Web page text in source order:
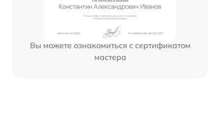
Вы можете ознакомиться с сертификатом
мастера